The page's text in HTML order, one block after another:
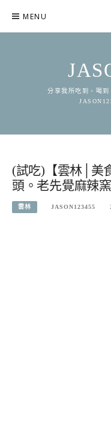
content
MENU
分享我所吃到、喝
(試吃)【雲林│美
頭。老先覺麻辣
雲林 JASON123455